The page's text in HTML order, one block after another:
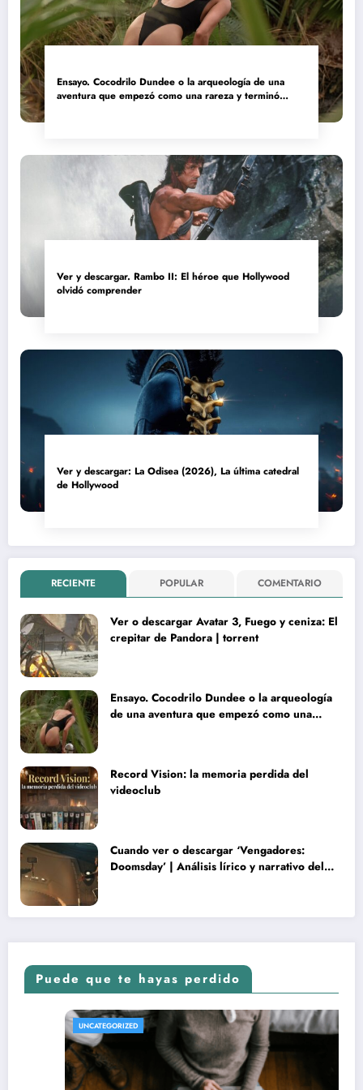
Ensayo. Cocodrilo Dundee o la arqueología de una
aventura que empezó como una rareza y terminó
Ver y descargar. Rambo II: El héroe que Hollywood
olvidó comprender
Ver y descargar: La Odisea (2026), La última catedral
de Hollywood
RECIENTE POPULAR COMENTARIO
Ver o descargar Avatar 3, Fuego y ceniza: El
crepitar de Pandora | torrent
Ensayo. Cocodrilo Dundee o la arqueología
de una aventura que empezó como una
Record Vision: la memoria perdida del
videoclub
Cuando ver o descargar ‘Vengadores:
Doomsday’ | Análisis lírico y narrativo del
Puede que te hayas perdido
REVISTA DE CINE | NOTICIAS, IMÁGENES, TRÁILERS,
UNCATEGORIZED